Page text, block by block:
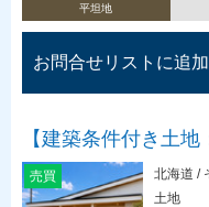
平坦地
お問合せリストに追
【建築条件付き土
売買
北海道 /
土地